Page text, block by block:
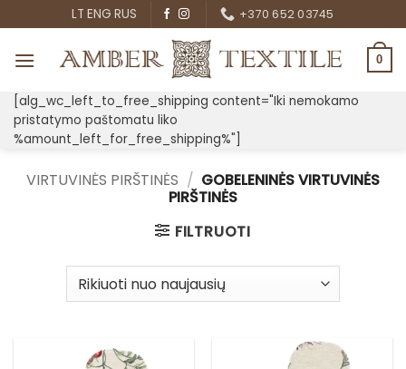
to
content
LT ENG RUS +370 652 03745
0
[alg_wc_left_to_free_shipping content="Iki nemokamo
pristatymo paštomatu liko
%amount_left_for_free_shipping%"]
VIRTUVINĖS PIRŠTINĖS / GOBELENINĖS VIRTUVINĖS
PIRŠTINĖS
FILTRUOTI